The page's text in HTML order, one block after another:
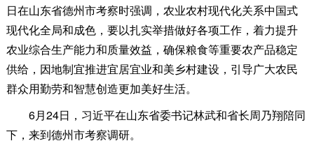
日在山东省德州市考察时强调，农业农村现代化关系中国式
现代化全局和成色，要以扎实举措做好各项工作，着力提升
农业综合生产能力和质量效益，确保粮食等重要农产品稳定
供给，因地制宜推进宜居宜业和美乡村建设，引导广大农民
群众用勤劳和智慧创造更加美好生活。
6月24日，习近平在山东省委书记林武和省长周乃翔陪同
下，来到德州市考察调研。